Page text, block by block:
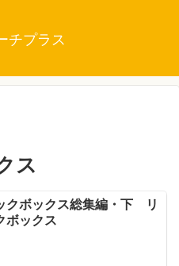
チプラス
ス
クボックス総集編・下 リ
ボックス